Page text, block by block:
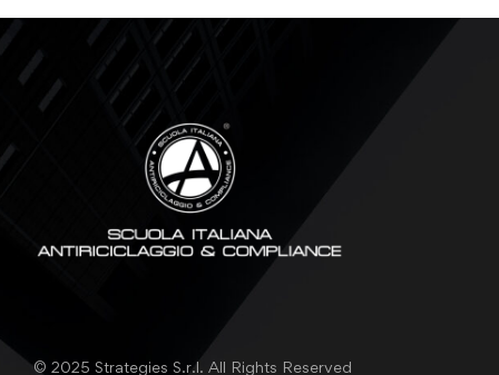
© 2025 Strategies S.r.l. All Rights Reserved